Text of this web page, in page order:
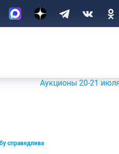
Аукционы 20-21 июля 2026 г.
справедлива